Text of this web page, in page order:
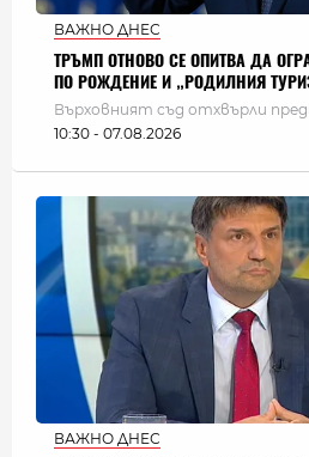
ВАЖНО ДНЕС
ТРЪМП ОТНОВО СЕ ОПИТВА ДА
ПО РОЖДЕНИЕ И „РОДИЛНИЯ
Върховният съд отхвърли
10:30 - 07.08.2026
ВАЖНО ДНЕС